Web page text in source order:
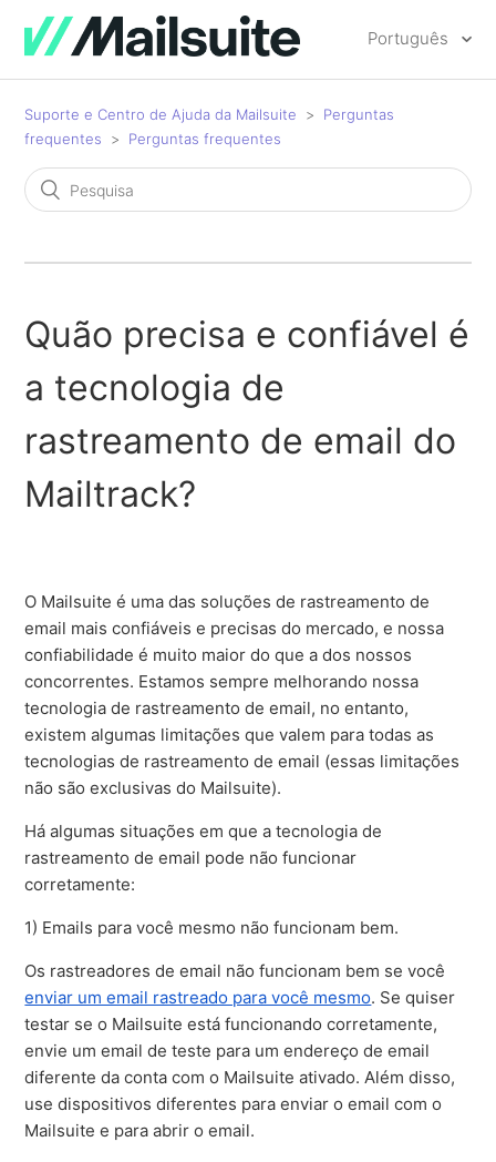
Português
Suporte e Centro de Ajuda da Mailsuite
Perguntas
frequentes
Perguntas frequentes
Quão precisa e confiável é
a tecnologia de
rastreamento de email do
Mailtrack?
O Mailsuite é uma das soluções de rastreamento de
email mais confiáveis e precisas do mercado, e nossa
confiabilidade é muito maior do que a dos nossos
concorrentes. Estamos sempre melhorando nossa
tecnologia de rastreamento de email, no entanto,
existem algumas limitações que valem para todas as
tecnologias de rastreamento de email (essas limitações
não são exclusivas do Mailsuite).
Há algumas situações em que a tecnologia de
rastreamento de email pode não funcionar
corretamente:
1) Emails para você mesmo não funcionam bem.
Os rastreadores de email não funcionam bem se você
enviar um email rastreado para você mesmo. Se quiser
testar se o Mailsuite está funcionando corretamente,
envie um email de teste para um endereço de email
diferente da conta com o Mailsuite ativado. Além disso,
use dispositivos diferentes para enviar o email com o
Mailsuite e para abrir o email.